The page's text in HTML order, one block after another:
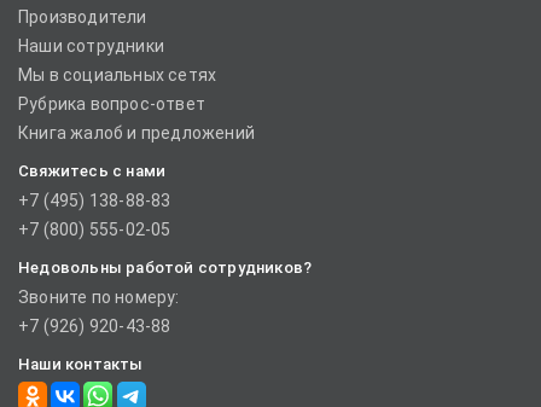
Производители
Наши сотрудники
Мы в социальных сетях
Рубрика вопрос-ответ
Книга жалоб и предложений
Свяжитесь с нами
+7 (495) 138-88-83
+7 (800) 555-02-05
Недовольны работой сотрудников?
Звоните по номеру:
+7 (926) 920-43-88
Наши контакты